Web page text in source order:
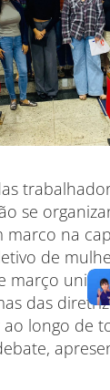
se
na
de
março
das
longo de